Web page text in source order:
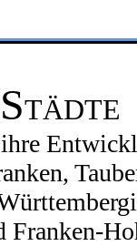
STÄDTE
Franken-